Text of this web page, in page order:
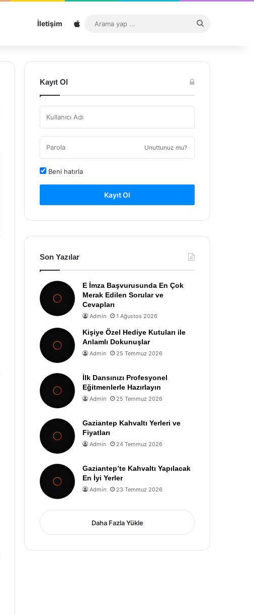
İletişim Sitemap
...
Kayıt Ol
Unuttunuz mu?
Beni hatırla
Kayıt Ol
Son Yazılar
E İmza Başvurusunda En Çok
Merak Edilen Sorular ve
Cevapları
Admin 1 Ağustos 2026
Kişiye Özel Hediye Kutuları ile
Anlamlı Dokunuşlar
Admin 25 Temmuz 2026
İlk Dansınızı Profesyonel
Eğitmenlerle Hazırlayın
Admin 25 Temmuz 2026
Gaziantep Kahvaltı Yerleri ve
Fiyatları
Admin 24 Temmuz 2026
Gaziantep’te Kahvaltı Yapılacak
En İyi Yerler
Admin 23 Temmuz 2026
Daha Fazla Yükle